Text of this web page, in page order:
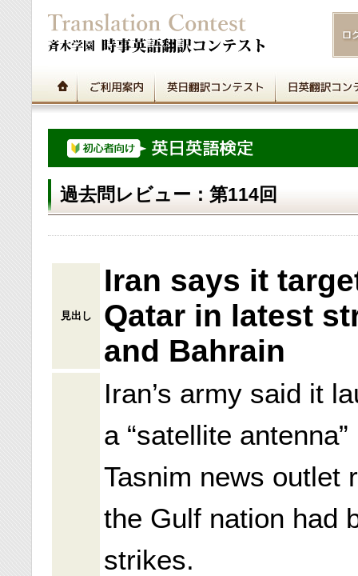
過去問レビュー：第114回
見出し
Iran says it
Qatar in latest
and Bahrain
Iran’s army said it
a “satellite
Tasnim news outlet
the Gulf nation had
strikes.